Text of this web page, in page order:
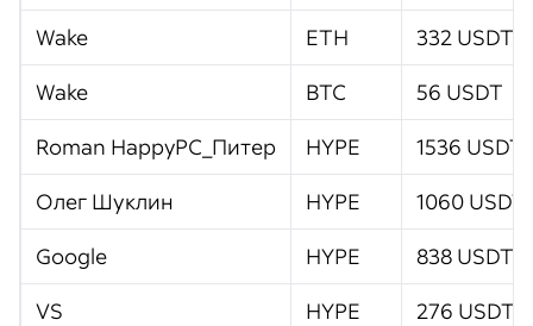
Wake
ETH
332 USDT
Wake
BTC
56 USDT
Roman HappyPC_Питер
HYPE
1536 USDT
Олег Шуклин
HYPE
1060 USDT
Google
HYPE
838 USDT
VS
HYPE
276 USDT